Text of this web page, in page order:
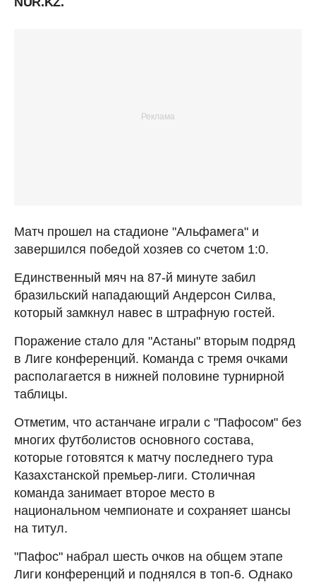
Матч прошел на стадионе "Альфамега" и
завершился победой хозяев со счетом 1:0.
Единственный мяч на 87-й минуте забил
бразильский нападающий Андерсон Силва,
который замкнул навес в штрафную гостей.
Поражение стало для "Астаны" вторым подряд
в Лиге конференций. Команда с тремя очками
располагается в нижней половине турнирной
таблицы.
Отметим, что астанчане играли с "Пафосом" без
многих футболистов основного состава,
которые готовятся к матчу последнего тура
Казахстанской премьер-лиги. Столичная
команда занимает второе место в
национальном чемпионате и сохраняет шансы
на титул.
"Пафос" набрал шесть очков на общем этапе
Лиги конференций и поднялся в топ-6. Однако